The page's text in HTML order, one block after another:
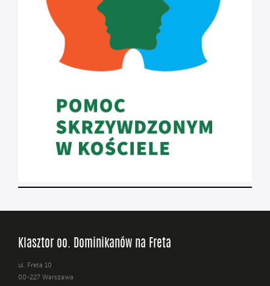
Klasztor oo. Dominikanów na Freta
ul. Freta 10
00-227 Warszawa